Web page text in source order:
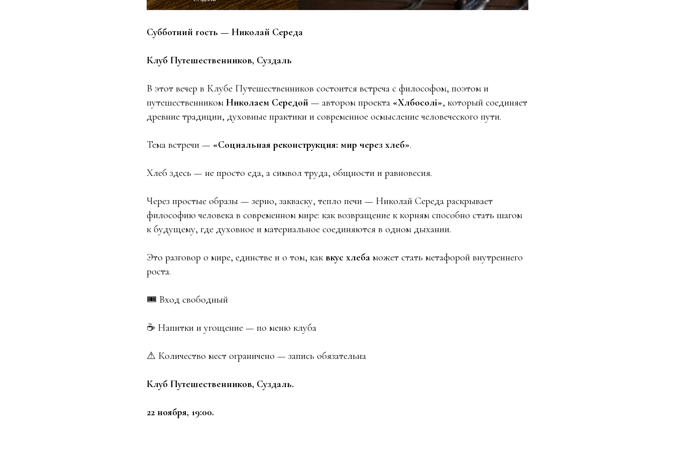
Субботний гость — Николай Середа
Клуб Путешественников, Суздаль
В этот вечер в Клубе Путешественников состоится встреча с философом, поэтом и
путешественником Николаем Середой — автором проекта «Хлѣбосолiѣ», который соединяет
древние традиции, духовные практики и современное осмысление человеческого пути.
Тема встречи — «Социальная реконструкция: мир через хлеб».
Хлеб здесь — не просто еда, а символ труда, общности и равновесия.
Через простые образы — зерно, закваску, тепло печи — Николай Середа раскрывает
философию человека в современном мире: как возвращение к корням способно стать шагом
к будущему, где духовное и материальное соединяются в одном дыхании.
Это разговор о мире, единстве и о том, как вкус хлеба может стать метафорой внутреннего
роста.
🎟 Вход свободный
☕ Напитки и угощение — по меню клуба
⚠ Количество мест ограничено — запись обязательна
Клуб Путешественников, Суздаль.
22 ноября, 19:00.